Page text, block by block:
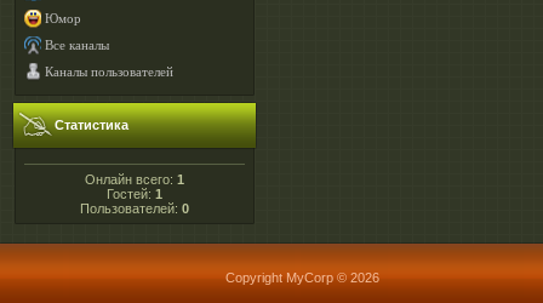
Юмор
Все каналы
Каналы пользователей
Статистика
Онлайн всего: 1
Гостей: 1
Пользователей: 0
Copyright MyCorp © 2026